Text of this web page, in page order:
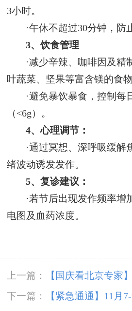
3小时‌。
·午休不超过30分钟，防
3、饮食管理‌
·减少辛辣、咖啡因及精
叶蔬菜、坚果等富含镁的食物‌
·避免暴饮暴食，控制每
（<6g）‌。
4、心理调节‌：
·通过冥想、深呼吸缓解
绪波动诱发发作‌。
5、复诊建议‌：
·若节后出现发作频率增
电图及血药浓度‌。
上一篇：
【国庆看北京专家
日，北京天坛&首钢医院两
下一篇：
【紧急通通】11月